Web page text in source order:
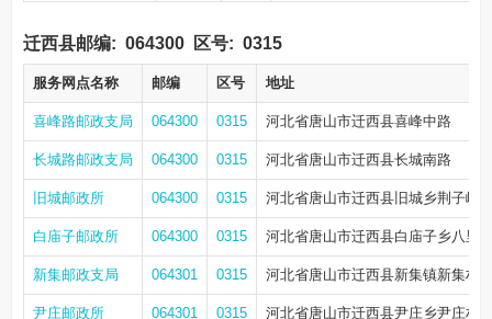
迁西县邮编: 064300 区号: 0315
服务网点名称 邮编 区号 地址
喜峰路邮政支局 064300 0315 河北省唐山市迁西县喜峰中路
长城路邮政支局 064300 0315 河北省唐山市迁西县长城南路
旧城邮政所 064300 0315 河北省唐山市迁西县旧城乡荆子峪
白庙子邮政所 064300 0315 河北省唐山市迁西县白庙子乡八里
新集邮政支局 064301 0315 河北省唐山市迁西县新集镇新集村
尹庄邮政所 064301 0315 河北省唐山市迁西县尹庄乡尹庄村